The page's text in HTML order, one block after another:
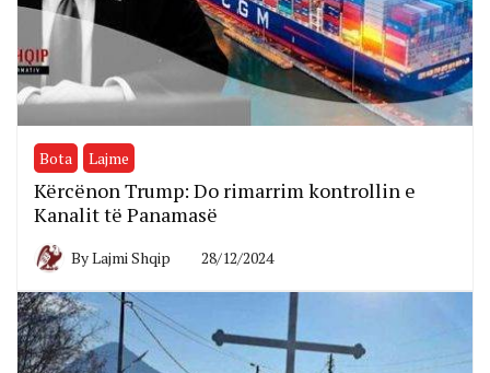
Bota Lajme
Kërcënon Trump: Do rimarrim kontrollin e
Kanalit të Panamasë
ByLajmi Shqip 28/12/2024